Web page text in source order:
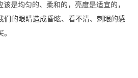
该是均匀的、柔和的，亮度是适宜的，
们的眼睛造成昏眩、看不清、刺眼的感